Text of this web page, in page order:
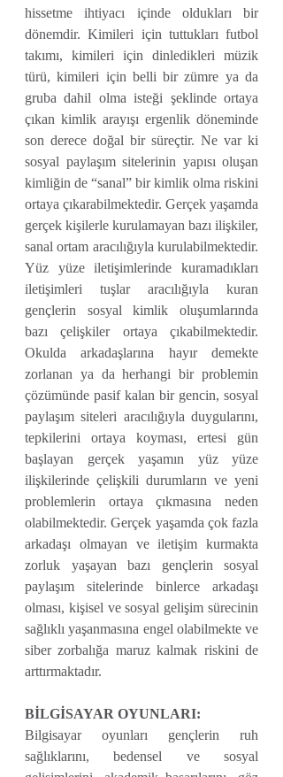
hissetme ihtiyacı içinde oldukları bir
dönemdir. Kimileri için tuttukları futbol
takımı, kimileri için dinledikleri müzik
türü, kimileri için belli bir zümre ya da
gruba dahil olma isteği şeklinde ortaya
çıkan kimlik arayışı ergenlik döneminde
son derece doğal bir süreçtir. Ne var ki
sosyal paylaşım sitelerinin yapısı oluşan
kimliğin de “sanal” bir kimlik olma riskini
ortaya çıkarabilmektedir. Gerçek yaşamda
gerçek kişilerle kurulamayan bazı ilişkiler,
sanal ortam aracılığıyla kurulabilmektedir.
Yüz yüze iletişimlerinde kuramadıkları
iletişimleri tuşlar aracılığıyla kuran
gençlerin sosyal kimlik oluşumlarında
bazı çelişkiler ortaya çıkabilmektedir.
Okulda arkadaşlarına hayır demekte
zorlanan ya da herhangi bir problemin
çözümünde pasif kalan bir gencin, sosyal
paylaşım siteleri aracılığıyla duygularını,
tepkilerini ortaya koyması, ertesi gün
başlayan gerçek yaşamın yüz yüze
ilişkilerinde çelişkili durumların ve yeni
problemlerin ortaya çıkmasına neden
olabilmektedir. Gerçek yaşamda çok fazla
arkadaşı olmayan ve iletişim kurmakta
zorluk yaşayan bazı gençlerin sosyal
paylaşım sitelerinde binlerce arkadaşı
olması, kişisel ve sosyal gelişim sürecinin
sağlıklı yaşanmasına engel olabilmekte ve
siber zorbalığa maruz kalmak riskini de
arttırmaktadır.
BİLGİSAYAR OYUNLARI:
Bilgisayar oyunları gençlerin ruh
sağlıklarını, bedensel ve sosyal